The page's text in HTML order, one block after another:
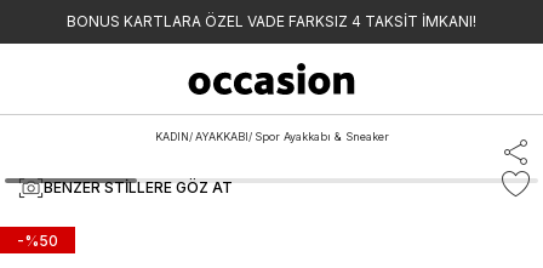
BONUS KARTLARA ÖZEL VADE FARKSIZ 4 TAKSİT İMKANI!
KADIN/ AYAKKABI/ Spor Ayakkabı & Sneaker
BENZER STILLERE GÖZ AT
-%50